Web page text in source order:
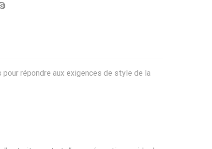
répondre aux exigences de style de la